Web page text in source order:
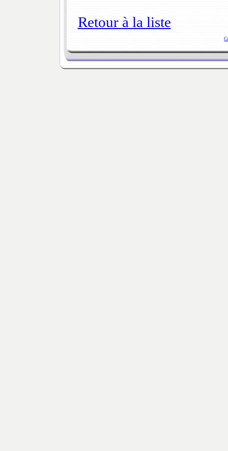
Retour à la liste